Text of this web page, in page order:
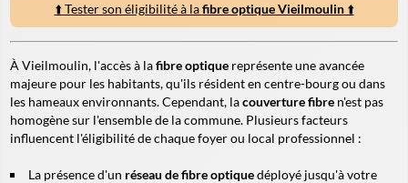
⬆️ Tester son éligibilité à lafibre optique Vieilmoulin⬆️
À Vieilmoulin, l'accès à lafibre optique représente une avancée
majeure pour les habitants, qu'ils résident en centre-bourg ou dans
les hameaux environnants. Cependant, lacouverture fibre n'est pas
homogène sur l'ensemble de la commune. Plusieurs facteurs
influencent l'éligibilité de chaque foyer ou local professionnel :
La présence d'un réseau de fibre optiquedéployé jusqu'à votre